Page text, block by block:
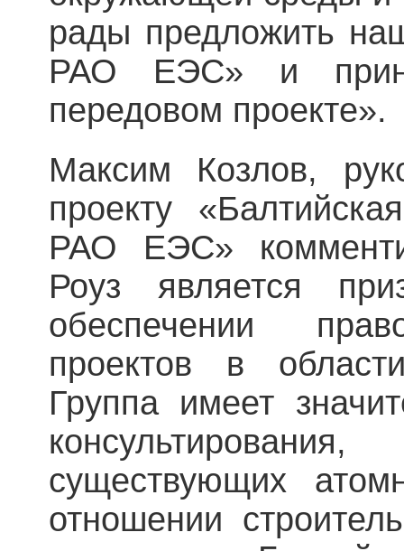
рады предложить
РАО ЕЭС» и
передовом проекте».
Максим Козлов,
проекту
РАО ЕЭС»
Роуз является
обеспечении
проектов в
Группа имеет
существующих
отношении